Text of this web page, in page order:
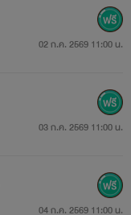
02 ก.ค. 2569 11:00 น.
03 ก.ค. 2569 11:00 น.
04 ก.ค. 2569 11:00 น.